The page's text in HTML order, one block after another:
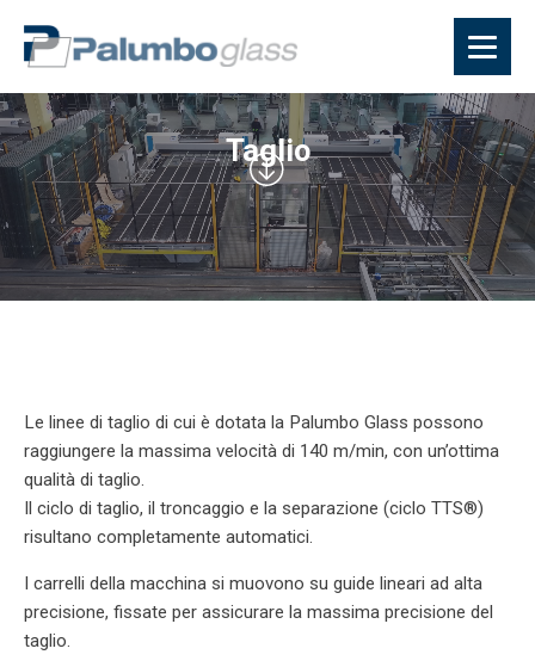
Taglio
Le linee di taglio di cui è dotata la Palumbo Glass possono
raggiungere la massima velocità di 140 m/min, con un’ottima
qualità di taglio.
Il ciclo di taglio, il troncaggio e la separazione (ciclo TTS®)
risultano completamente automatici.
I carrelli della macchina si muovono su guide lineari ad alta
precisione, fissate per assicurare la massima precisione del
taglio.